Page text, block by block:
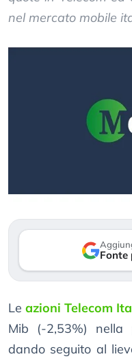
nel mercato mobile
Fonte
Le azioni Telecom
Mib (-2,53%) nella
dando seguito al